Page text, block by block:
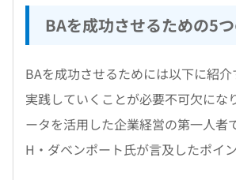
BAを成功させるための5
BAを成功させるためには以下に紹
実践していくことが必要不可欠にな
ータを活用した企業経営の第一人者
H・ダベンポート氏が言及したポイン